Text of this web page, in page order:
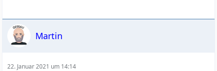
Martin
22. Januar 2021 um 14:14